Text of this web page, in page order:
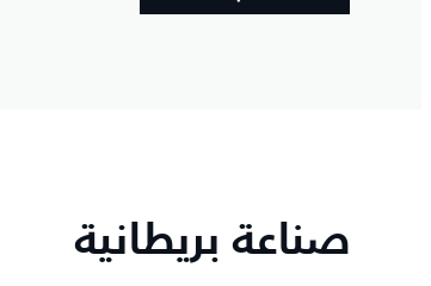
صناعة بريطانية